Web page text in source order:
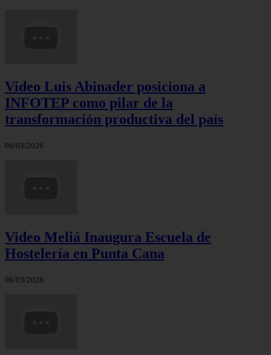
Video Luis Abinader posiciona a
INFOTEP como pilar de la
transformación productiva del país
06/03/2026
Video Meliá Inaugura Escuela de
Hostelería en Punta Cana
06/03/2026